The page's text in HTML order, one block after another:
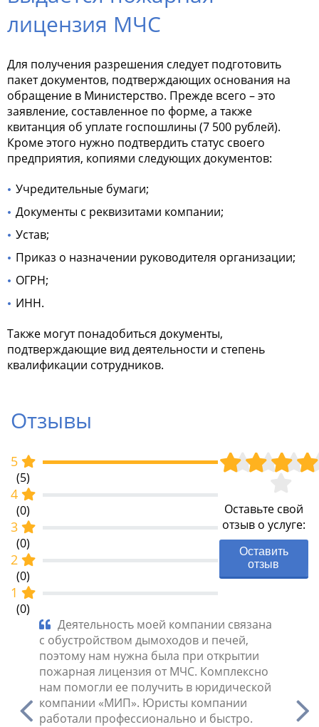
лицензия МЧС
Для получения разрешения следует подготовить
пакет документов, подтверждающих основания на
обращение в Министерство. Прежде всего – это
заявление, составленное по форме, а также
квитанция об уплате госпошлины (7 500 рублей).
Кроме этого нужно подтвердить статус своего
предприятия, копиями следующих документов:
Учредительные бумаги;
Документы с реквизитами компании;
Устав;
Приказ о назначении руководителя организации;
ОГРН;
ИНН.
Также могут понадобиться документы,
подтверждающие вид деятельности и степень
квалификации сотрудников.
Отзывы
5
(5)
4
(0)
3
(0)
2
(0)
1
(0)
Оставьте свой
отзыв о услуге:
Оставить
отзыв
Деятельность моей компании связана
с обустройством дымоходов и печей,
поэтому нам нужна была при открытии
пожарная лицензия от МЧС. Комплексно
нам помогли ее получить в юридической
компании «МИП». Юристы компании
работали профессионально и быстро.